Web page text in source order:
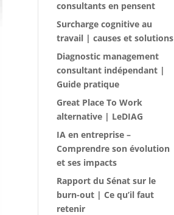
consultants en pensent
Surcharge cognitive au
travail | causes et solutions
Diagnostic management
consultant indépendant |
Guide pratique
Great Place To Work
alternative | LeDIAG
IA en entreprise –
Comprendre son évolution
et ses impacts
Rapport du Sénat sur le
burn-out | Ce qu’il faut
retenir